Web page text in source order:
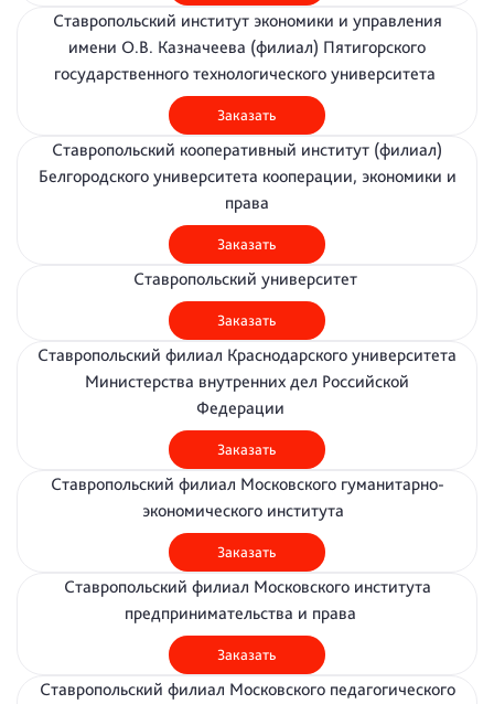
Ставропольский институт экономики и управления
имени О.В. Казначеева (филиал) Пятигорского
государственного технологического университета
Заказать
Ставропольский кооперативный институт (филиал)
Белгородского университета кооперации, экономики и
права
Заказать
Ставропольский университет
Заказать
Ставропольский филиал Краснодарского университета
Министерства внутренних дел Российской
Федерации
Заказать
Ставропольский филиал Московского гуманитарно-
экономического института
Заказать
Ставропольский филиал Московского института
предпринимательства и права
Заказать
Ставропольский филиал Московского педагогического